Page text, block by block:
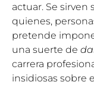
actuar. Se
quienes,
pretende
una suerte de
carrera
insidiosas sobre